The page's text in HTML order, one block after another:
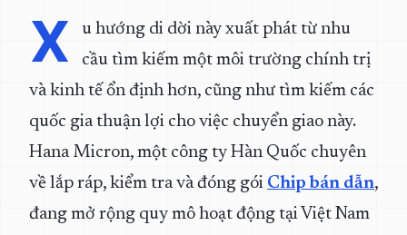
X
u hướng di dời này xuất phát từ nhu
cầu tìm kiếm một môi trường chính trị
và kinh tế ổn định hơn, cũng như tìm kiếm các
quốc gia thuận lợi cho việc chuyển giao này.
Hana Micron, một công ty Hàn Quốc chuyên
về lắp ráp, kiểm tra và đóng gói Chip bán dẫn,
đang mở rộng quy mô hoạt động tại Việt Nam